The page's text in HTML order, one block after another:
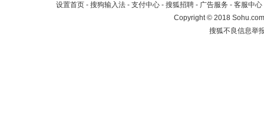
设置首页 - 搜狗输入法 - 支付中心 - 搜狐招聘 - 广告服务 - 客服中心
Copyright©2018
搜狐不良信息举